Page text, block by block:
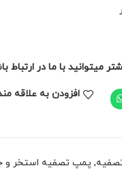
میتوانید با ما در ارتباط
افزودن به علاقه
, پمپ تصفیه استخر و